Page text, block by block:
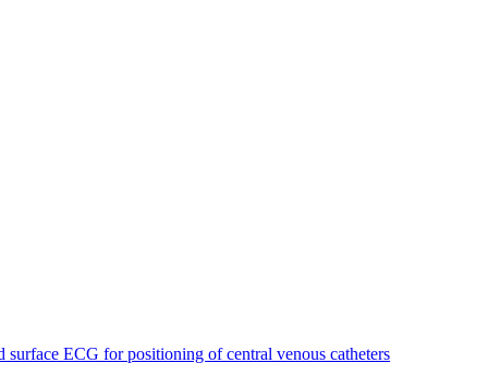
ECG for positioning of central venous catheters